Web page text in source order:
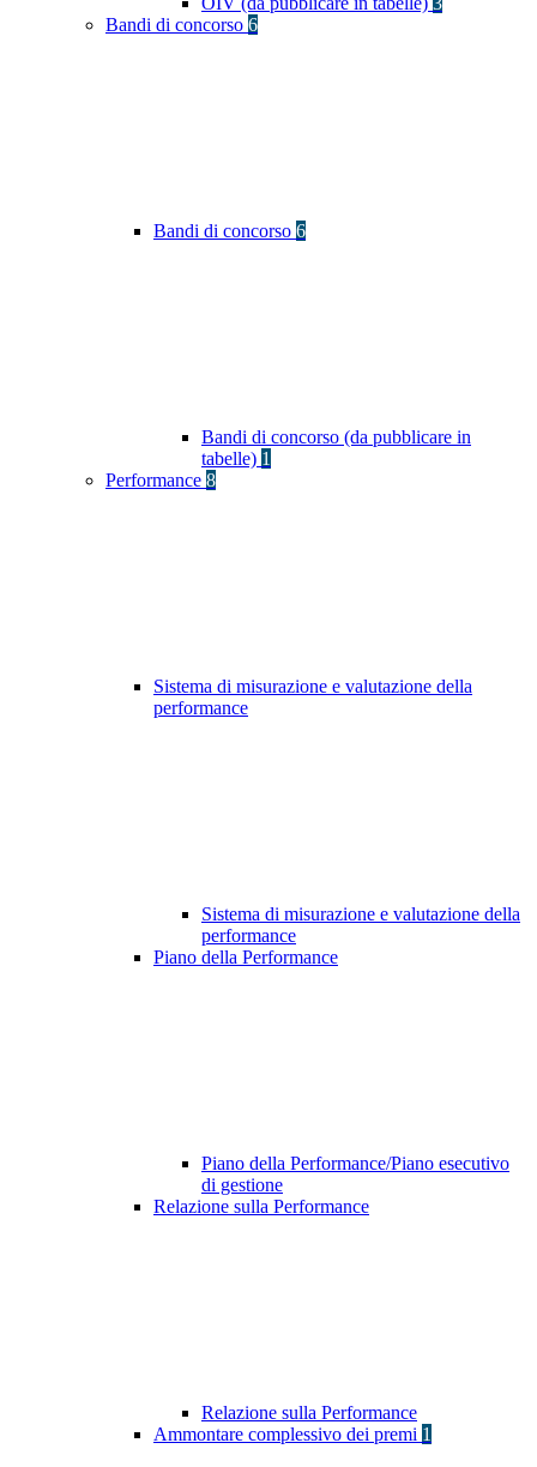
Bandi di concorso 6
Bandi di concorso 6
Bandi di concorso (da pubblicare in
tabelle) 1
Performance 8
Sistema di misurazione e valutazione della
performance
Sistema di misurazione e valutazione della
performance
Piano della Performance
Piano della Performance/Piano esecutivo
di gestione
Relazione sulla Performance
Relazione sulla Performance
Ammontare complessivo dei premi 1